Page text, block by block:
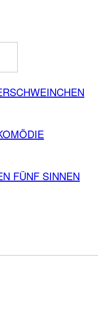
FÜNF SINNEN